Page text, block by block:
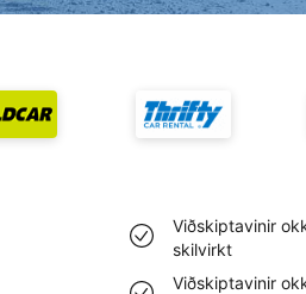
Viðskiptavinir
skilvirkt
Viðskiptavinir